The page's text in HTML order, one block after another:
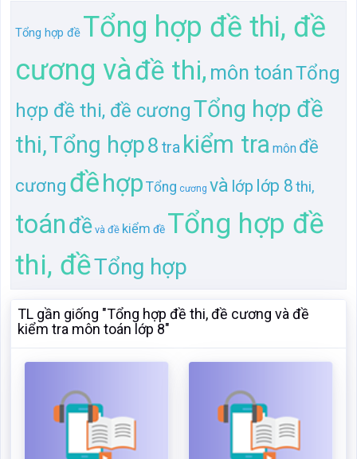
Tổng hợp đề Tổng hợp đề thi, đề
cương vàđề thi, môn toánTổng
hợp đề thi, đề cươngTổng hợp đề
thi,Tổng hợp8 tra kiểm tra môn đề
cương đềhợp Tổng cương và lớp lớp 8thi,
toánđề và đề kiểm đề Tổng hợp đề
thi, đềTổng hợp
TL gần giống "Tổng hợp đề thi, đề cương và đề
kiểm tra môn toán lớp 8"